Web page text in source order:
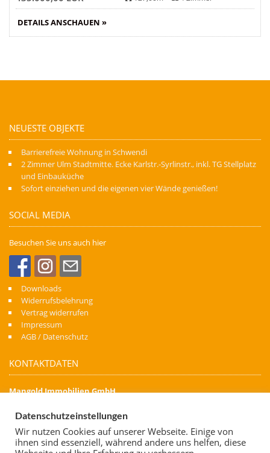
DETAILS ANSCHAUEN »
NEUESTE OBJEKTE
Barrierefreie Wohnung in Schwendi
2 Zimmer Ulm Stadtmitte. Ecke Karlstr.-Syrlinstr., inkl. TG Stellplatz
und Einbauküche
Sofort einziehen und die eigenen vier Wände genießen!
SOCIAL MEDIA
Besuchen Sie uns auch hier
Downloads
Widerrufsbelehrung
Vertrag widerrufen
Impressum
AGB / Datenschutz
KONTAKTDATEN
Mangold Immobilien GmbH
Kapellenstraße 74
88471 Laupheim
Telefon: 07392 700 06 62
Datenschutzeinstellungen
Wir nutzen Cookies auf unserer Webseite. Einige von
ihnen sind essenziell, während andere uns helfen, diese